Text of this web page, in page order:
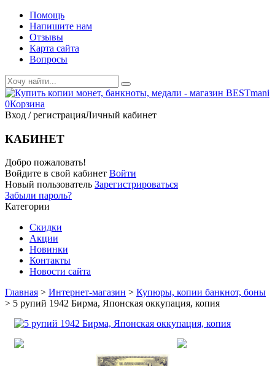
Помощь
Напишите нам
Отзывы
Карта сайта
Вопросы
0Корзина
Вход / регистрацияЛичный кабинет
КАБИНЕТ
Добро пожаловать!
Войдите в свой кабинет Войти
Новый пользователь Зарегистрироваться
Забыли пароль?
Категории
Скидки
Акции
Новинки
Контакты
Новости сайта
Главная > Интернет-магазин > Купюры, копии банкнот, боны
> 5 рупий 1942 Бирма, Японская оккупация, копия